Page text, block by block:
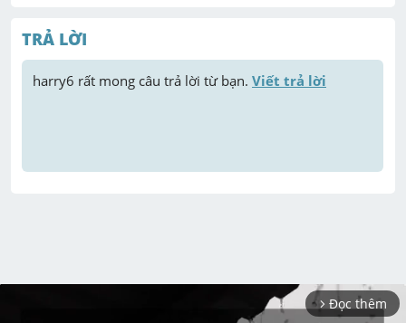
TRẢ LỜI
harry6 rất mong câu trả lời từ bạn. Viết trả lời
arrow_forward_ios Đọc thêm